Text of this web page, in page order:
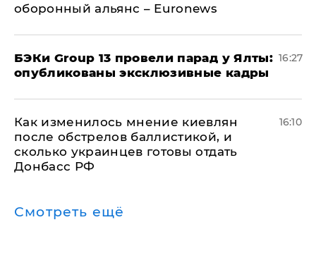
оборонный альянс – Euronews
​БЭКи Group 13 провели парад у Ялты:
опубликованы эксклюзивные кадры
16:27
Как изменилось мнение киевлян
после обстрелов баллистикой, и
сколько украинцев готовы отдать
Донбасс РФ
16:10
Смотреть ещё